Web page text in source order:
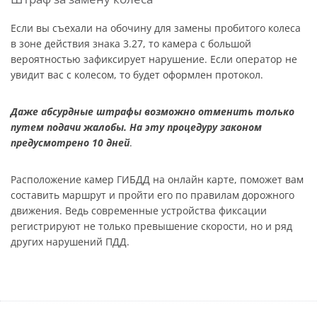
Если вы съехали на обочину для замены пробитого колеса
в зоне действия знака 3.27, то камера с большой
вероятностью зафиксирует нарушение. Если оператор не
увидит вас с колесом, то будет оформлен протокол.
Даже абсурдные штрафы возможно отменить только
путем подачи жалобы. На эту процедуру законом
предусмотрено 10 дней.
Расположение камер ГИБДД на онлайн карте, поможет вам
составить маршрут и пройти его по правилам дорожного
движения. Ведь современные устройства фиксации
регистрируют не только превышение скорости, но и ряд
других нарушений ПДД.